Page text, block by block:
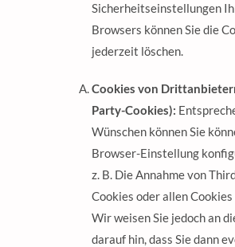
Sicherheitseinstellungen
Browsers können Sie die
jederzeit löschen.
Cookies von
Party-Cookies):
Wünschen können Sie
Browser-Einstellung
z. B. Die Annahme von
Cookies oder allen Cookies
Wir weisen Sie jedoch an
darauf hin, dass Sie dann